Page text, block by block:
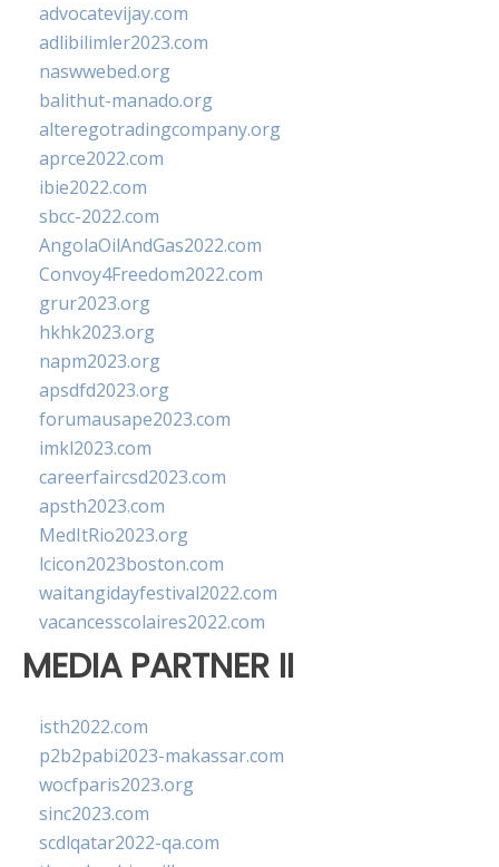
advocatevijay.com
adlibilimler2023.com
naswwebed.org
balithut-manado.org
alteregotradingcompany.org
aprce2022.com
ibie2022.com
sbcc-2022.com
AngolaOilAndGas2022.com
Convoy4Freedom2022.com
grur2023.org
hkhk2023.org
napm2023.org
apsdfd2023.org
forumausape2023.com
imkl2023.com
careerfaircsd2023.com
apsth2023.com
MedItRio2023.org
lcicon2023boston.com
waitangidayfestival2022.com
vacancesscolaires2022.com
MEDIA PARTNER II
isth2022.com
p2b2pabi2023-makassar.com
wocfparis2023.org
sinc2023.com
scdlqatar2022-qa.com